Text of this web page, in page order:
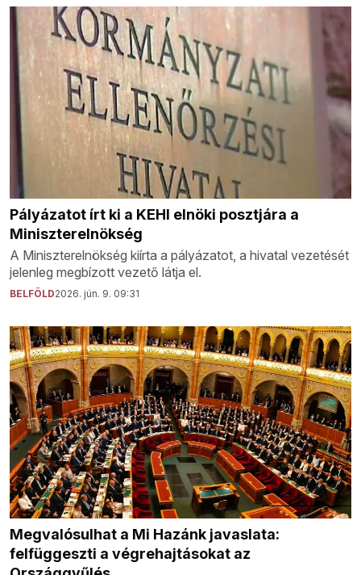
Pályázatot írt ki a KEHI elnöki posztjára a
Miniszterelnökség
A Miniszterelnökség kiírta a pályázatot, a hivatal vezetését
jelenleg megbízott vezető látja el.
BELFÖLD2026. jún. 9. 09:31
Megvalósulhat a Mi Hazánk javaslata:
felfüggeszti a végrehajtásokat az